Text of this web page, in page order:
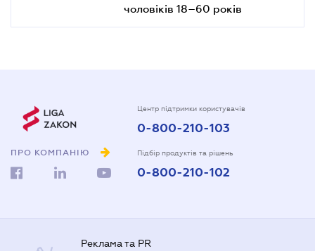
чоловіків 18–60 років
ПРО КОМПАНІЮ
Центр підтримки користувачів
0-800-210-103
Підбір продуктів та рішень
0-800-210-102
Реклама та PR